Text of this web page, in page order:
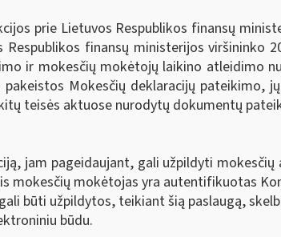
prie Lietuvos Respublikos finansų
finansų ministerijos viršininko
ir mokesčių mokėtojų laikino atleidimo
Mokesčių deklaracijų pateikimo,
teisės aktuose nurodytų dokumentų
jam pageidaujant, gali užpildyti
mokėtojas yra autentifikuotas
būti užpildytos, teikiant šią paslaugą,
būdu.